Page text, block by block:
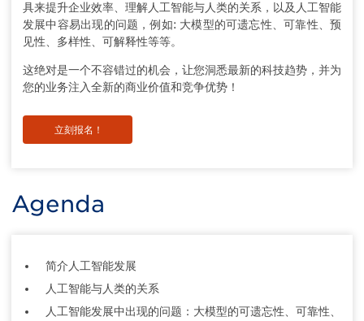
具来提升企业效率、理解人工智能与人类的关系，以及人工智能
发展中容易出现的问题，例如: 大模型的可遗忘性、可靠性、预
见性、多样性、可解释性等等。
这绝对是一个不容错过的机会，让您洞悉最新的科技趋势，并为
您的业务注入全新的商业价值和竞争优势！
立刻报名！
Agenda
简介人工智能发展
人工智能与人类的关系
人工智能发展中出现的问题：大模型的可遗忘性、可靠性、